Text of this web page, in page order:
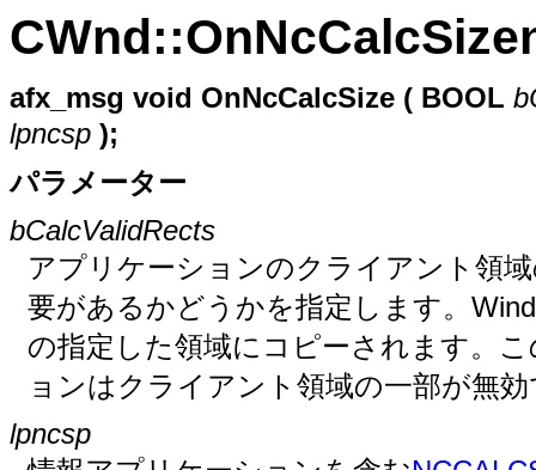
afx_msg void OnNcCalcSize ( BOOL
lpncsp );
パラメーター
bCalcValidRects
アプリケーションのクライアント領
要があるかどうかを指定します。
の指定した領域にコピーされます。
ョンはクライアント領域の一部が無
lpncsp